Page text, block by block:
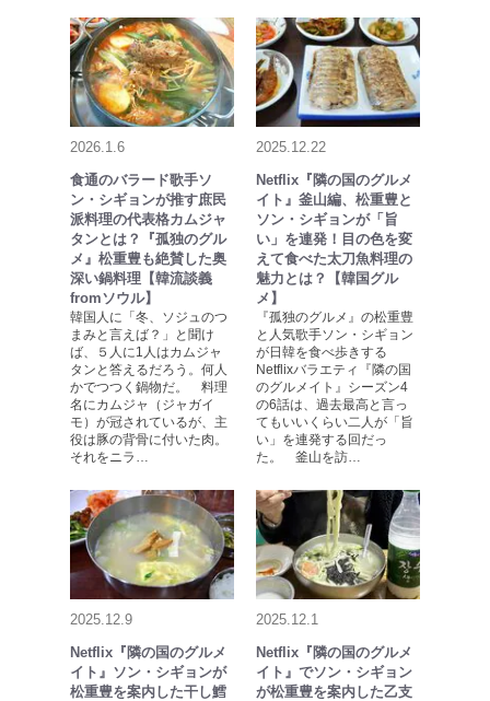
2026.1.6
食通のバラード歌手ソ
ン・シギョンが推す庶民
派料理の代表格カムジャ
タンとは？『孤独のグル
メ』松重豊も絶賛した奥
深い鍋料理【韓流談義
fromソウル】
韓国人に「冬、ソジュのつ
まみと言えば？」と聞け
ば、５人に1人はカムジャ
タンと答えるだろう。何人
かでつつく鍋物だ。 料理
名にカムジャ（ジャガイ
モ）が冠されているが、主
役は豚の背骨に付いた肉。
それをニラ…
2025.12.22
Netflix『隣の国のグルメ
イト』釜山編、松重豊と
ソン・シギョンが「旨
い」を連発！目の色を変
えて食べた太刀魚料理の
魅力とは？【韓国グル
メ】
『孤独のグルメ』の松重豊
と人気歌手ソン・シギョン
が日韓を食べ歩きする
Netflixバラエティ『隣の国
のグルメイト』シーズン4
の6話は、過去最高と言っ
てもいいくらい二人が「旨
い」を連発する回だっ
た。 釜山を訪…
2025.12.9
Netflix『隣の国のグルメ
イト』ソン・シギョンが
松重豊を案内した干し鱈
2025.12.1
Netflix『隣の国のグルメ
イト』でソン・シギョン
が松重豊を案内した乙支